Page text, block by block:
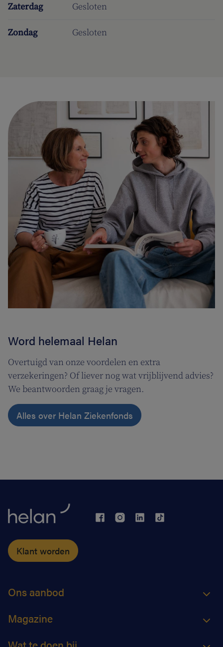
Zaterdag Gesloten
Zondag Gesloten
Word helemaal Helan
Overtuigd van onze voordelen en extra
verzekeringen? Of liever nog wat vrijblijvend advies?
We beantwoorden graag je vragen.
Alles over Helan Ziekenfonds
Klant worden
Ons aanbod
Magazine